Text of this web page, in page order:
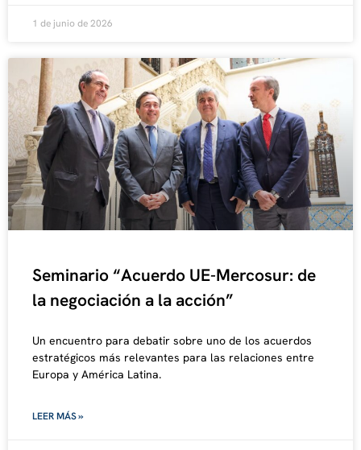
1 de junio de 2026
Seminario “Acuerdo UE-Mercosur: de
la negociación a la acción”
Un encuentro para debatir sobre uno de los acuerdos
estratégicos más relevantes para las relaciones entre
Europa y América Latina.
LEER MÁS »